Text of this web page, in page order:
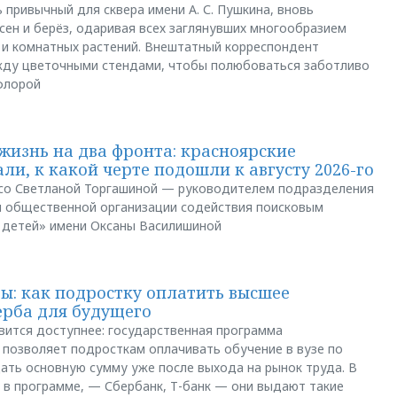
для сквера имени А. С. Пушкина, вновь
и берёз, одаривая всех заглянувших многообразием
комнатных растений. Внештатный корреспондент
цветочными стендами, чтобы полюбоваться заботливо
на два фронта: красноярские
к какой черте подошли к августу 2026-го
Светланой Торгашиной — руководителем подразделения
общественной организации содействия поисковым
имени Оксаны Василишиной
как подростку оплатить высшее
для будущего
доступнее: государственная программа
подросткам оплачивать обучение в вузе по
основную сумму уже после выхода на рынок труда. В
в программе, — Сбербанк, Т-банк — они выдают такие